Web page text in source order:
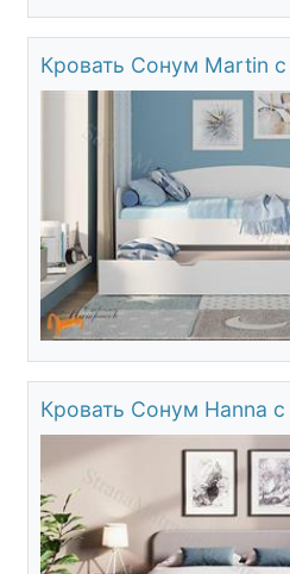
Кровать Сонум Martin
Кровать Сонум Hanna